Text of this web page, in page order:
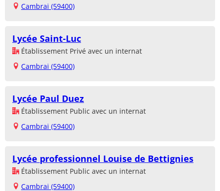
Cambrai (59400)
Lycée Saint-Luc
Établissement Privé avec un internat
Cambrai (59400)
Lycée Paul Duez
Établissement Public avec un internat
Cambrai (59400)
Lycée professionnel Louise de Bettignies
Établissement Public avec un internat
Cambrai (59400)